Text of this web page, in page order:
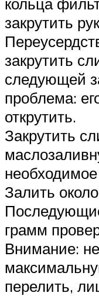
закрутить
закрутить
следующей
проблема:
открутить.
Закрутить
Залить
грамм
Внимание:
перелить,